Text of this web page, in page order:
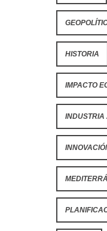
HISTORIA
IMPACTO
INDUSTRIA